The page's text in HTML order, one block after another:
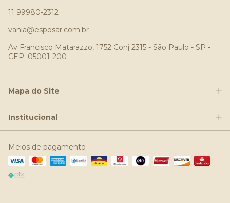
11 99980-2312
vania@esposar.com.br
Av Francisco Matarazzo, 1752 Conj 2315 - São Paulo - SP -
CEP: 05001-200
Mapa do Site
Institucional
Meios de pagamento